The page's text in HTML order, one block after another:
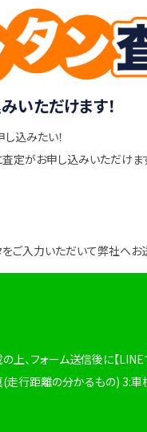
いただけます！
込みたい！
定がお申し込みいただけま
ご入力いただいて弊社へお
上、フォーム送信後に【LINE
(走行距離の分かるもの) 3:車